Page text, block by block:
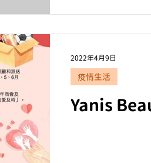
疫情生活
2022年4月9日